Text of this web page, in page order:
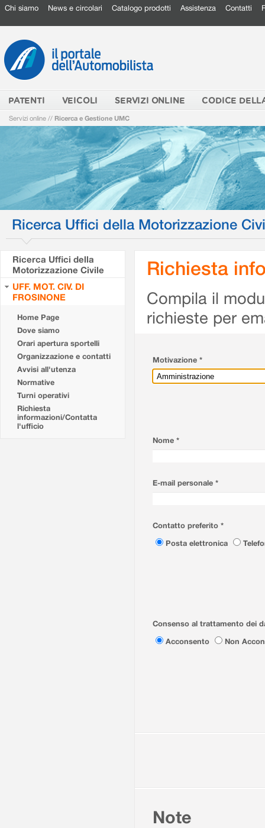
Chi siamo News e circolari Catalogo prodotti Assistenza Contatti
PATENTI VEICOLI SERVIZI ONLINE CODICE
Servizi online // Ricerca e Gestione UMC
Ricerca Uffici della Motorizzazione
Ricerca Uffici della
Motorizzazione Civile
UFF. MOT. CIV. DI
FROSINONE
Home Page
Dove siamo
Orari apertura sportelli
Organizzazione e contatti
Avvisi all'utenza
Normative
Turni operativi
Richiesta
informazioni/Contatta
l'ufficio
Richiesta
Compila il
richieste per
Motivazione *
Nome *
E-mail personale *
Contatto preferito *
Posta elettronica
Consenso al trattamento dei
Acconsento
Non
Note